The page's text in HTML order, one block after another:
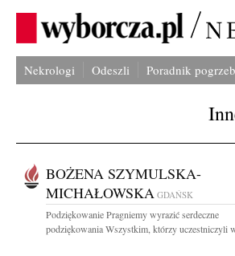
Nekrologi Odeszli Poradnik
BOŻENA SZYMULSKA-
MICHAŁOWSKA GDAŃSK
Podziękowanie Pragniemy wyrazić serdeczne
podziękowania Wszystkim, którzy uczestniczyli